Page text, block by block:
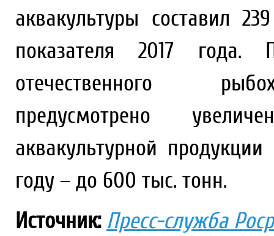
аквакультуры составил
показателя 2017 года.
отечественного
предусмотрено
аквакультурной
году – до 600 тыс. тонн.
Источник: Пресс-служба